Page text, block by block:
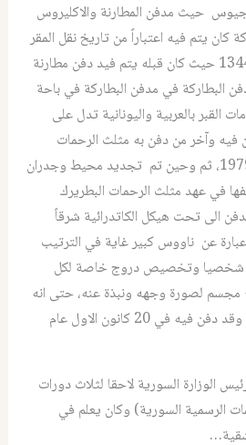
حيث مدفن المطارنة والاكليروس
كان يتم فيه اعتباراً من تاريخ نقل المقر
البطريركي الى دمشق عام 1344 حيث كان قبله يتم فيد دفن مطارنة
البطاركة في مدفن البطاركة في باحة
القبر بالعربية واليونانية تدل على
فيه وآخر من دفن به مثلث الرحمات
البطريرك الياس الرابع عام 1979، ثم وحين تم تجديد محيط وجدران
عام 1998 وسقفها في عهد مثلث الرحمات البطريرك
الى تحت هيكل الكاتدرائية شرقاً
عن ناووس كبير غاية في الترتيب
شخصيا وتخصيص دروج خاصة لكل
لصورة وجهه ونبذة عنه، حتى انه
جهز مثواه رحمات الله عليه وقد دفن فيه في 20 كانون الاول عام
الوزارة السورية لاحقا لثلاث دورات
الرسمية السورية) وكان يعلم في